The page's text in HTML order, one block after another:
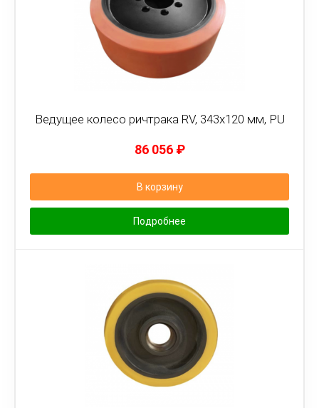
Ведущее колесо ричтрака RV, 343х120 мм, PU
86 056 ₽
В корзину
Подробнее